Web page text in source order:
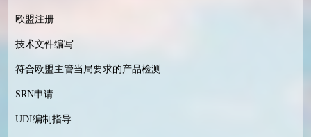
欧盟注册
技术文件编写
符合欧盟主管当局要求的产品检测
SRN申请
UDI编制指导